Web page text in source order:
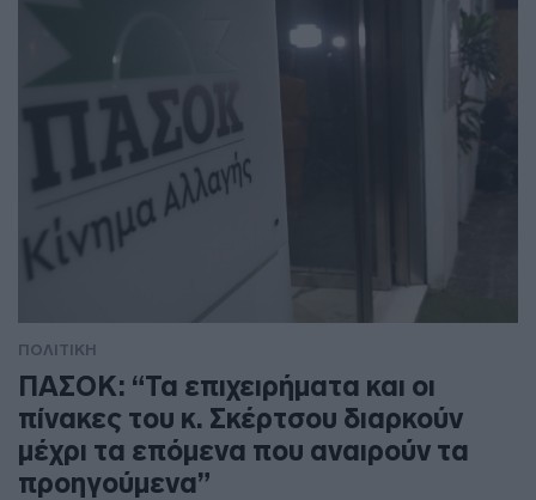
ΠΟΛΙΤΙΚΗ
ΠΑΣΟΚ: “Τα επιχειρήματα και οι
πίνακες του κ. Σκέρτσου διαρκούν
μέχρι τα επόμενα που αναιρούν τα
προηγούμενα”